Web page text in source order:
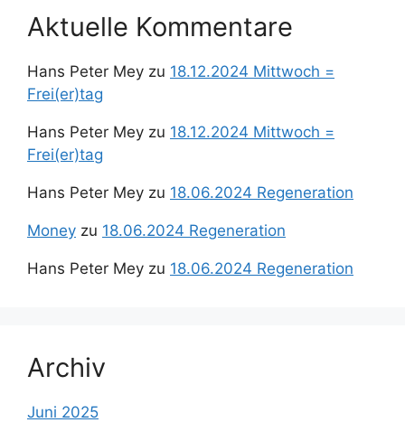
Aktuelle Kommentare
Hans Peter Mey zu 18.12.2024 Mittwoch =
Frei(er)tag
Hans Peter Mey zu 18.12.2024 Mittwoch =
Frei(er)tag
Hans Peter Mey zu 18.06.2024 Regeneration
Money zu 18.06.2024 Regeneration
Hans Peter Mey zu 18.06.2024 Regeneration
Archiv
Juni 2025